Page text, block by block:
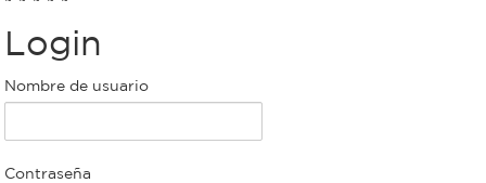
Bromatología
Rentas
Municipal
Personal
municipal
Login
Nombre de usuario
Contraseña